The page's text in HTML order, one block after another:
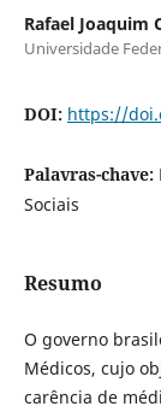
Rafael Joaquim
Universidade
DOI: https://
Palavras-chave:
Sociais
Resumo
O governo
Médicos, cujo
carência de